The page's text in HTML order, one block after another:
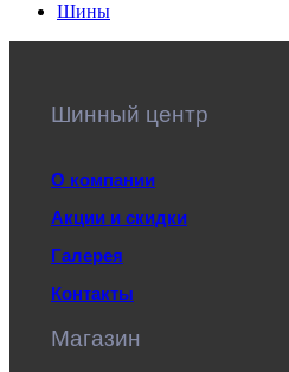
Шины
Шинный центр
О компании
Акции и скидки
Галерея
Контакты
Магазин